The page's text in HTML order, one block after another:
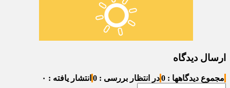
ارسال دیدگاه
مجموع دیدگاهها : 0 در انتظار بررسی : 0 انتشار یافته : ۰